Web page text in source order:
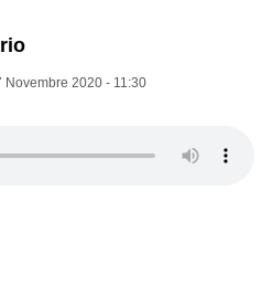
Novembre 2020 - 11:30